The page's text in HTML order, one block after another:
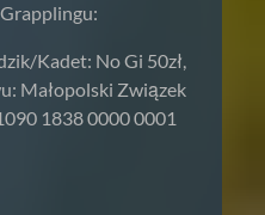
Kadet: No Gi 50zł,
Małopolski Związek
1838 0000 0001